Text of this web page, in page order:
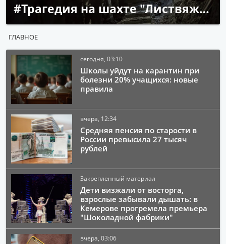
#Трагедия на шахте "Листвяжная" ХК "СДС-Уголь"
ГЛАВНОЕ
сегодня, 03:10
Школы уйдут на карантин при
болезни 20% учащихся: новые
правила
вчера, 12:34
Средняя пенсия по старости в
России превысила 27 тысяч
рублей
Закрепленный материал
Дети визжали от восторга,
взрослые забывали дышать: в
Кемерове прогремела премьера
"Шоколадной фабрики"
вчера, 03:06